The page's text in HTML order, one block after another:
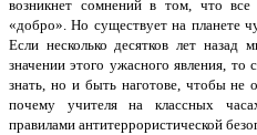
возникнет сомнений в том, что
«добро». Но существует на планете
Если несколько десятков лет
значении этого ужасного явления,
знать, но и быть наготове, чтобы не
почему учителя на классных
правилами антитеррористической